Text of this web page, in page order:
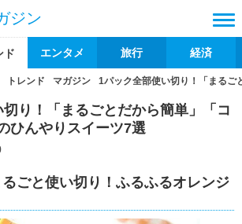
ジン
ド エンタメ 旅行 経済
トレンド マガジン 1パック全部使い切り！「まるご
り！「まるごとだから簡単」「コ
ひんやりスイーツ7選
ごと使い切り！ふるふるオレンジ